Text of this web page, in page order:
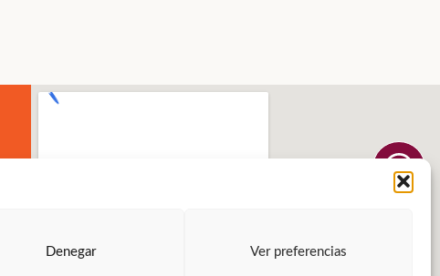
Denegar Ver preferencias